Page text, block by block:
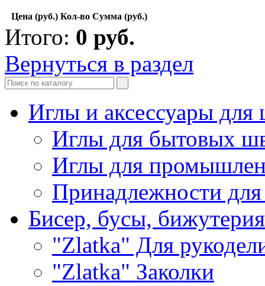
Цена (руб.) Кол-во Сумма (руб.)
Итого: 0 руб.
Вернуться в раздел
Иглы и аксессуары
Иглы для бытовых
Иглы для
Принадлежности
Бисер, бусы, бижутерия
"Zlatka" Для
"Zlatka" Заколки